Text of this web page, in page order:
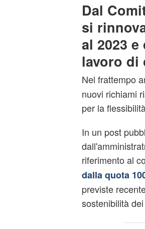
Dal
si
al 2023
lavoro di
Nel frattempo
nuovi richiami
per la
In un post
riferimento al
dalla quota
previste
sostenibilità